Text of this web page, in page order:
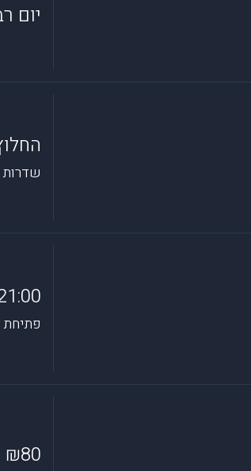
יום רביעי,
שדרות
פתיחת
₪80